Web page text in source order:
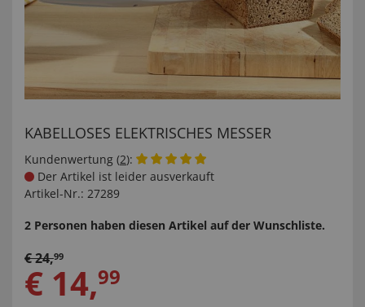
KABELLOSES ELEKTRISCHES MESSER
Kundenwertung (2):
Der Artikel ist leider ausverkauft
Artikel-Nr.: 27289
2 Personen haben diesen Artikel auf der Wunschliste.
€24,99
€ 14,99